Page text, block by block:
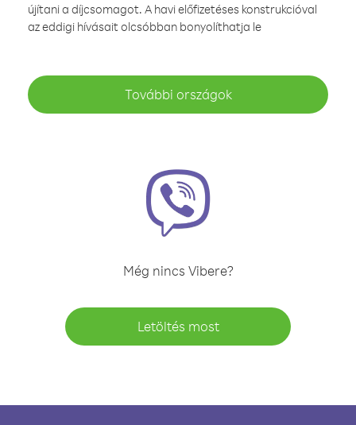
újítani a díjcsomagot. A havi előfizetéses konstrukcióval
az eddigi hívásait olcsóbban bonyolíthatja le
További országok
Még nincs Vibere?
Letöltés most